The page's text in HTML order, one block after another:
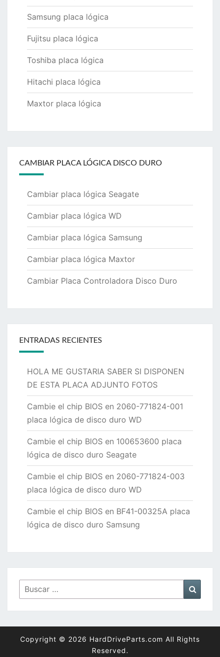
Samsung placa lógica
Fujitsu placa lógica
Toshiba placa lógica
Hitachi placa lógica
Maxtor placa lógica
CAMBIAR PLACA LÓGICA DISCO DURO
Cambiar placa lógica Seagate
Cambiar placa lógica WD
Cambiar placa lógica Samsung
Cambiar placa lógica Maxtor
Cambiar Placa Controladora Disco Duro
ENTRADAS RECIENTES
HOLA ME GUSTARIA SABER SI DISPONEN
DE ESTA PLACA ADJUNTO FOTOS
Cambie el chip BIOS en 2060-771824-001
placa lógica de disco duro WD
Cambie el chip BIOS en 100653600 placa
lógica de disco duro Seagate
Cambie el chip BIOS en 2060-771824-003
placa lógica de disco duro WD
Cambie el chip BIOS en BF41-00325A placa
lógica de disco duro Samsung
Buscar
por:
Copyright © 2026 HardDriveParts.com All Rights
Reserved.